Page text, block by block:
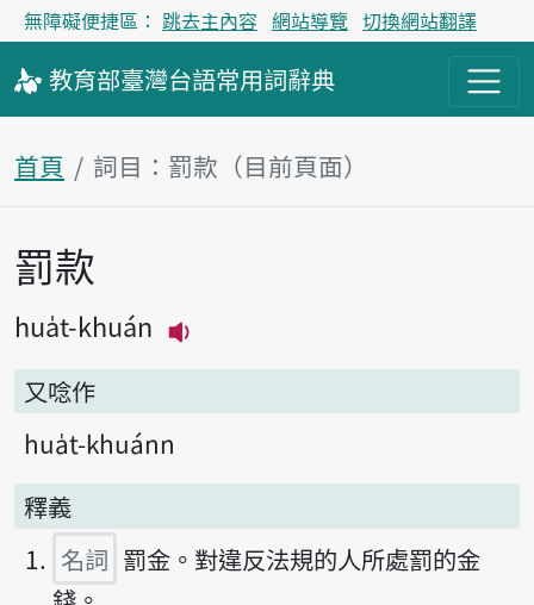
無障礙便捷區： 跳去主內容 網站導覽 切換網站翻譯
教育部臺灣台語常用詞辭典
首頁 詞目：罰款（目前頁面）
主內容區塊
罰款
hua̍t-khuán
又唸作
hua̍t-khuánn
釋義
名詞 罰金。對違反法規的人所處罰的金